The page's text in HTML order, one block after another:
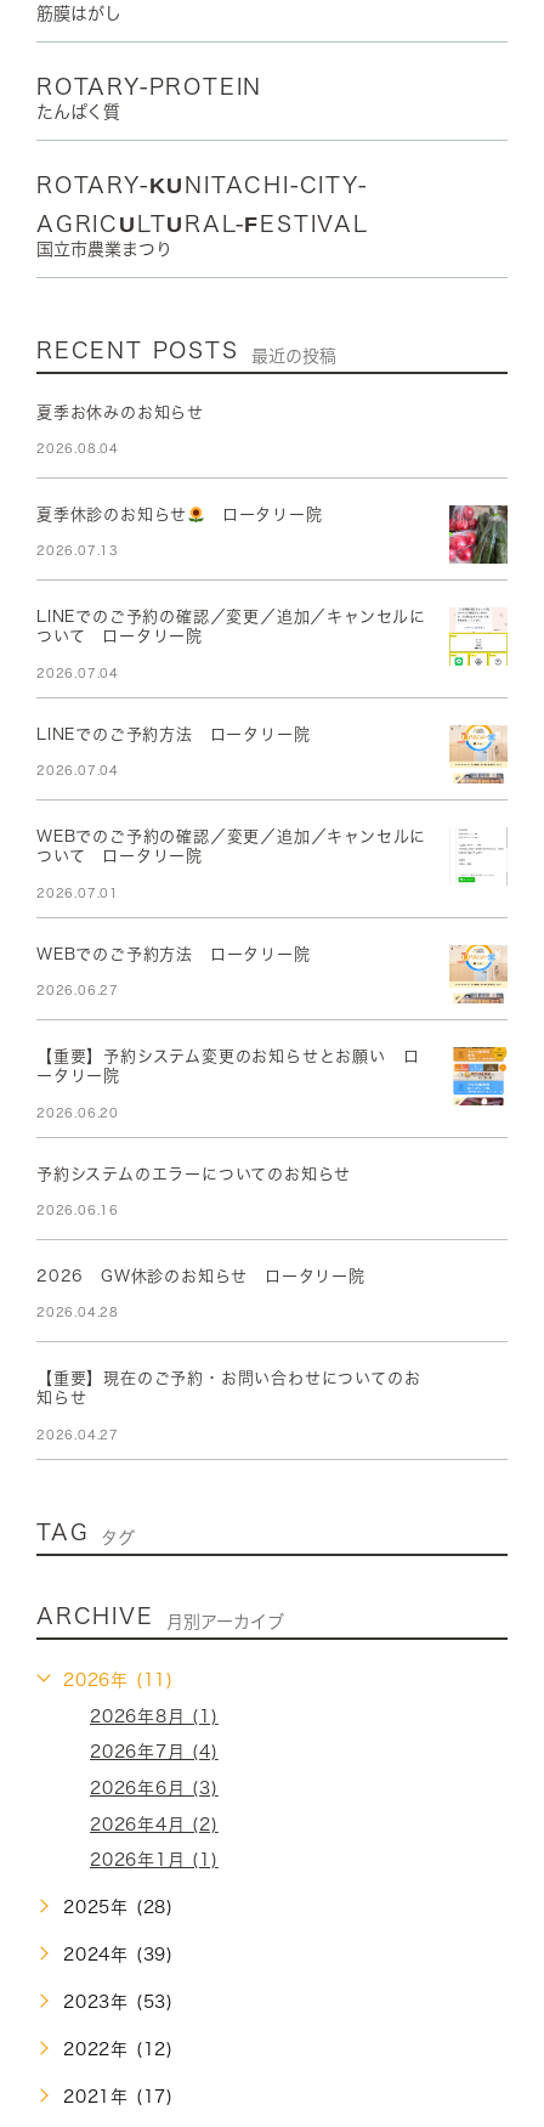
筋膜はがし
ROTARY-PROTEIN
たんぱく質
ROTARY-KUNITACHI-CITY-
AGRICULTURAL-FESTIVAL
国立市農業まつり
RECENT POSTS 最近の投稿
夏季お休みのお知らせ
2026.08.04
夏季休診のお知らせ ロータリー院
2026.07.13
LINEでのご予約の確認／変更／追加／キャンセルに
ついて ロータリー院
2026.07.04
LINEでのご予約方法 ロータリー院
2026.07.04
WEBでのご予約の確認／変更／追加／キャンセルに
ついて ロータリー院
2026.07.01
WEBでのご予約方法 ロータリー院
2026.06.27
【重要】予約システム変更のお知らせとお願い ロ
ータリー院
2026.06.20
予約システムのエラーについてのお知らせ
2026.06.16
2026 GW休診のお知らせ ロータリー院
2026.04.28
【重要】現在のご予約・お問い合わせについてのお
知らせ
2026.04.27
TAG タグ
ARCHIVE 月別アーカイブ
2026年 (11)
2026年8月 (1)
2026年7月 (4)
2026年6月 (3)
2026年4月 (2)
2026年1月 (1)
2025年 (28)
2024年 (39)
2023年 (53)
2022年 (12)
2021年 (17)